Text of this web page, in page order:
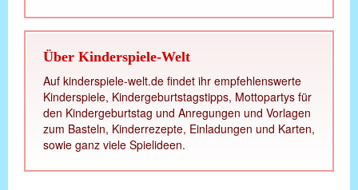
Über Kinderspiele-Welt
Auf kinderspiele-welt.de findet ihr empfehlenswerte
Kinderspiele, Kindergeburtstagstipps, Mottopartys für
den Kindergeburtstag und Anregungen und Vorlagen
zum Basteln, Kinderrezepte, Einladungen und Karten,
sowie ganz viele Spielideen.